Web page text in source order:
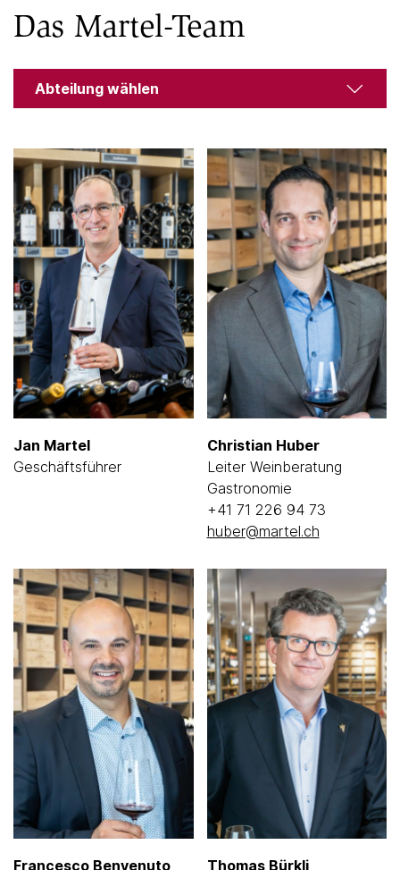
Das Martel-Team
Abteilung wählen
Jan Martel
Geschäftsführer
Christian Huber
Leiter Weinberatung
Gastronomie
+41 71 226 94 73
huber@martel.ch
Francesco Benvenuto Thomas Bürkli